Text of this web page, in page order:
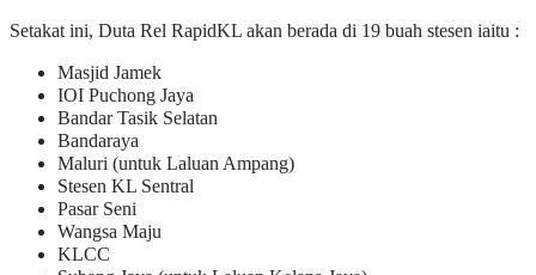
Setakat ini, Duta Rel RapidKL akan berada di 19 buah stesen iaitu :
Masjid Jamek
IOI Puchong Jaya
Bandar Tasik Selatan
Bandaraya
Maluri (untuk Laluan Ampang)
Stesen KL Sentral
Pasar Seni
Wangsa Maju
KLCC